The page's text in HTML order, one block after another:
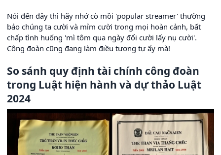
Nói đến đây thì hãy nhớ cò mồi 'popular streamer' thường
bảo chúng ta cười và mỉm cười trong mọi hoàn cảnh, bất
chấp tình huống 'mì tôm qua ngày đổi cười lấy nụ cười'.
Công đoàn cũng đang làm điều tương tự ấy mà!
So sánh quy định tài chính công đoàn
trong Luật hiện hành và dự thảo Luật
2024